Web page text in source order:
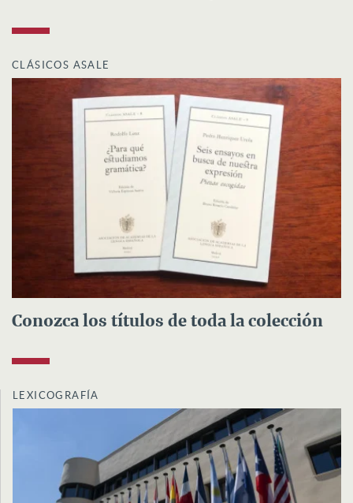
CLÁSICOS ASALE
Conozca los títulos de toda la colección
LEXICOGRAFÍA